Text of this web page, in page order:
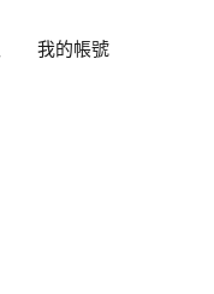
我的帳號